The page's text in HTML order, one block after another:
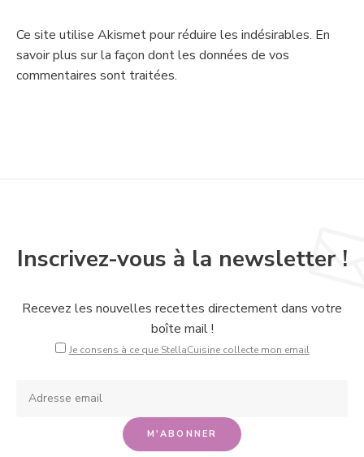
Ce site utilise Akismet pour réduire les indésirables. En
savoir plus sur la façon dont les données de vos
commentaires sont traitées.
Inscrivez-vous à la newsletter !
Recevez les nouvelles recettes directement dans votre
boîte mail !
Je consens à ce que StellaCuisine collecte mon email